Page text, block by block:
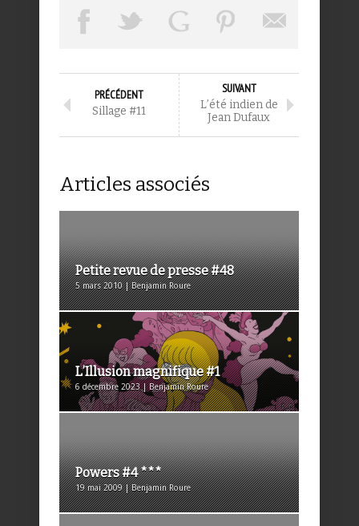
PRÉCÉDENT
Sillage #11
SUIVANT
L’été indien de
Jean Dufaux
Articles associés
Petite revue de presse #48
5 mars 2010 | Benjamin Roure
L’Illusion magnifique #1
6 décembre 2023 | Benjamin Roure
Powers #4 ***
19 mai 2009 | Benjamin Roure